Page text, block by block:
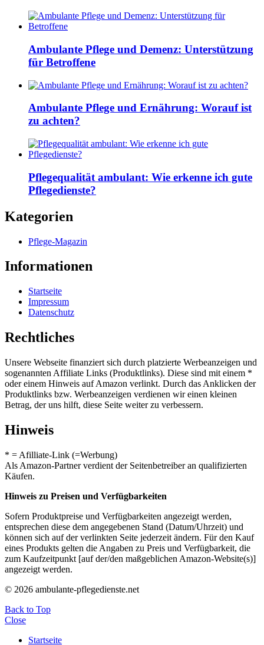
Ambulante Pflege und Demenz: Unterstützung
für Betroffene
Ambulante Pflege und Ernährung: Worauf ist
zu achten?
Pflegequalität ambulant: Wie erkenne ich gute
Pflegedienste?
Kategorien
Pflege-Magazin
Informationen
Startseite
Impressum
Datenschutz
Rechtliches
Unsere Webseite finanziert sich durch platzierte Werbeanzeigen und
sogenannten Affiliate Links (Produktlinks). Diese sind mit einem *
oder einem Hinweis auf Amazon verlinkt. Durch das Anklicken der
Produktlinks bzw. Werbeanzeigen verdienen wir einen kleinen
Betrag, der uns hilft, diese Seite weiter zu verbessern.
Hinweis
* = Afilliate-Link (=Werbung)
Als Amazon-Partner verdient der Seitenbetreiber an qualifizierten
Käufen.
Hinweis zu Preisen und Verfügbarkeiten
Sofern Produktpreise und Verfügbarkeiten angezeigt werden,
entsprechen diese dem angegebenen Stand (Datum/Uhrzeit) und
können sich auf der verlinkten Seite jederzeit ändern. Für den Kauf
eines Produkts gelten die Angaben zu Preis und Verfügbarkeit, die
zum Kaufzeitpunkt [auf der/den maßgeblichen Amazon-Website(s)]
angezeigt werden.
© 2026 ambulante-pflegedienste.net
Back to Top
Close
Startseite